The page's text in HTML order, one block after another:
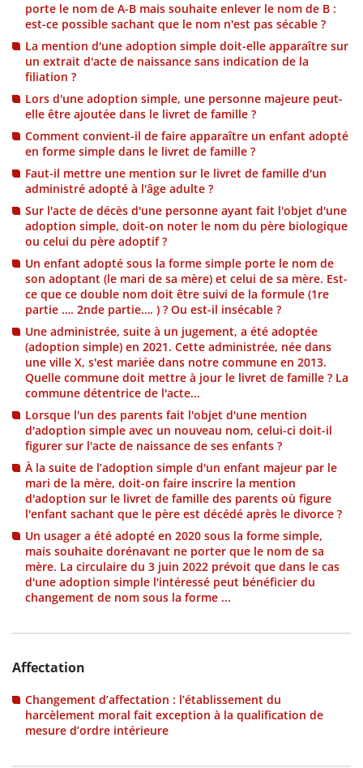
porte le nom de A-B mais souhaite enlever le nom de B :
est-ce possible sachant que le nom n'est pas sécable ?
La mention d'une adoption simple doit-elle apparaître sur
un extrait d'acte de naissance sans indication de la
filiation ?
Lors d'une adoption simple, une personne majeure peut-
elle être ajoutée dans le livret de famille ?
Comment convient-il de faire apparaître un enfant adopté
en forme simple dans le livret de famille ?
Faut-il mettre une mention sur le livret de famille d'un
administré adopté à l'âge adulte ?
Sur l'acte de décès d'une personne ayant fait l'objet d'une
adoption simple, doit-on noter le nom du père biologique
ou celui du père adoptif ?
Un enfant adopté sous la forme simple porte le nom de
son adoptant (le mari de sa mère) et celui de sa mère. Est-
ce que ce double nom doit être suivi de la formule (1re
partie …. 2nde partie…. ) ? Ou est-il insécable ?
Une administrée, suite à un jugement, a été adoptée
(adoption simple) en 2021. Cette administrée, née dans
une ville X, s'est mariée dans notre commune en 2013.
Quelle commune doit mettre à jour le livret de famille ? La
commune détentrice de l'acte...
Lorsque l'un des parents fait l'objet d'une mention
d'adoption simple avec un nouveau nom, celui-ci doit-il
figurer sur l'acte de naissance de ses enfants ?
À la suite de l’adoption simple d'un enfant majeur par le
mari de la mère, doit-on faire inscrire la mention
d'adoption sur le livret de famille des parents où figure
l'enfant sachant que le père est décédé après le divorce ?
Un usager a été adopté en 2020 sous la forme simple,
mais souhaite dorénavant ne porter que le nom de sa
mère. La circulaire du 3 juin 2022 prévoit que dans le cas
d'une adoption simple l'intéressé peut bénéficier du
changement de nom sous la forme ...
Affectation
Changement d’affectation : l’établissement du
harcèlement moral fait exception à la qualification de
mesure d’ordre intérieure